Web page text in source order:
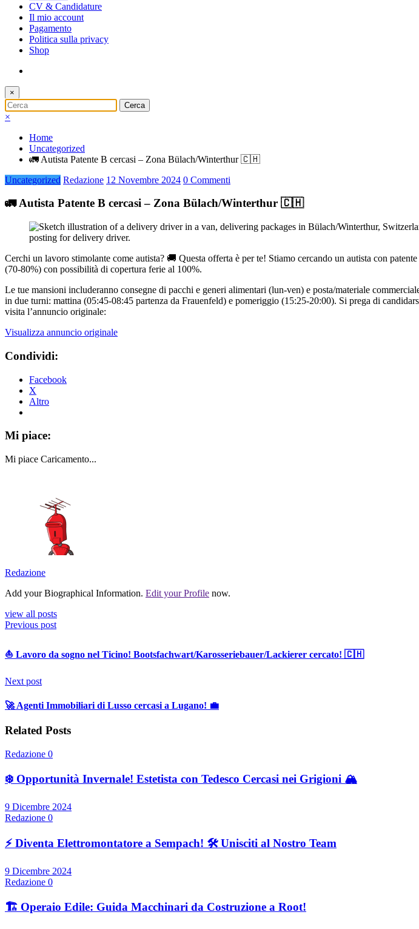
CV & Candidature
Il mio account
Pagamento
Politica sulla privacy
Shop
×
×
Home
Uncategorized
🚛 Autista Patente B cercasi – Zona Bülach/Winterthur 🇨🇭
Uncategorized Redazione 12 Novembre 2024 0 Commenti
🚛 Autista Patente B cercasi – Zona Bülach/Winterthur 🇨🇭
Cerchi un lavoro stimolante come autista? 🚚 Questa offerta è per te! Stiamo cercando un autista con
(70-80%) con possibilità di copertura ferie al 100%.
Le tue mansioni includeranno consegne di pacchi e generi alimentari (lun-ven) e posta/materiale
in due turni: mattina (05:45-08:45 partenza da Frauenfeld) e pomeriggio (15:25-20:00). Si prega di
visita l’annuncio originale:
Visualizza annuncio originale
Condividi:
Facebook
X
Altro
Mi piace:
Mi piace Caricamento...
Redazione
Add your Biographical Information. Edit your Profile now.
view all posts
Previous post
⛵️ Lavoro da sogno nel Ticino! Bootsfachwart/Karosseriebauer/Lackierer cercato! 🇨🇭
Next post
🚀 Agenti Immobiliari di Lusso cercasi a Lugano! 💼
Related Posts
Redazione 0
❄️ Opportunità Invernale! Estetista con Tedesco Cercasi nei Grigioni 🏔️
9 Dicembre 2024
Redazione 0
⚡ Diventa Elettromontatore a Sempach! 🛠️ Unisciti al Nostro Team
9 Dicembre 2024
Redazione 0
🏗️ Operaio Edile: Guida Macchinari da Costruzione a Root!